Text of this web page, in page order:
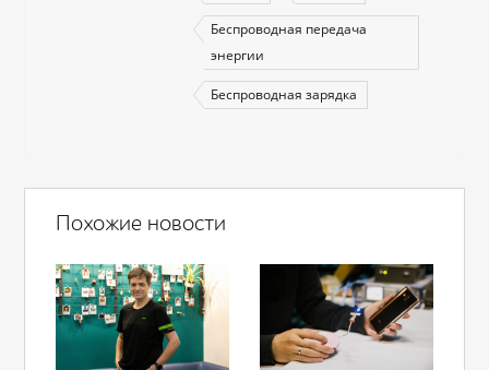
Беспроводная передача
энергии
Беспроводная зарядка
Похожие новости